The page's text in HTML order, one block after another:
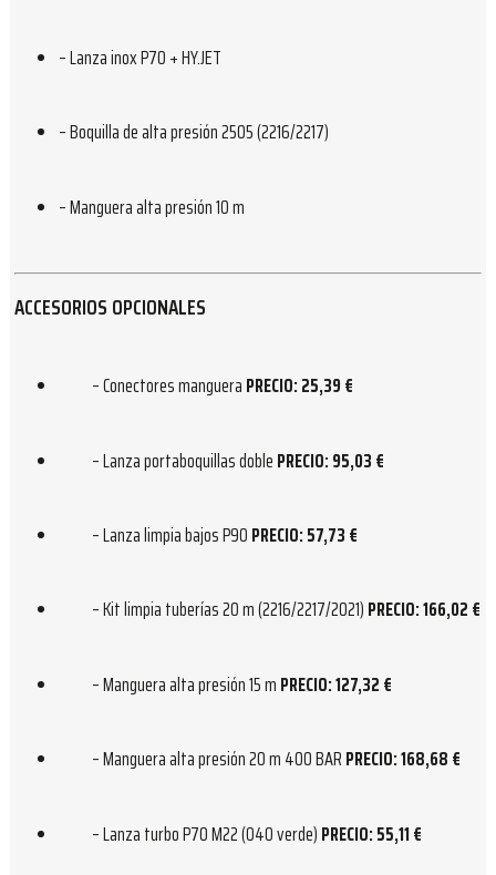
– Lanza inox P70 + HY.JET
– Boquilla de alta presión 2505 (2216/2217)
– Manguera alta presión 10 m
ACCESORIOS OPCIONALES
– Conectores manguera PRECIO: 25,39 €
– Lanza portaboquillas doble PRECIO: 95,03 €
– Lanza limpia bajos P90 PRECIO: 57,73 €
– Kit limpia tuberías 20 m (2216/2217/2021) PRECIO: 166,02 €
– Manguera alta presión 15 m PRECIO: 127,32 €
– Manguera alta presión 20 m 400 BAR PRECIO: 168,68 €
– Lanza turbo P70 M22 (040 verde) PRECIO: 55,11 €